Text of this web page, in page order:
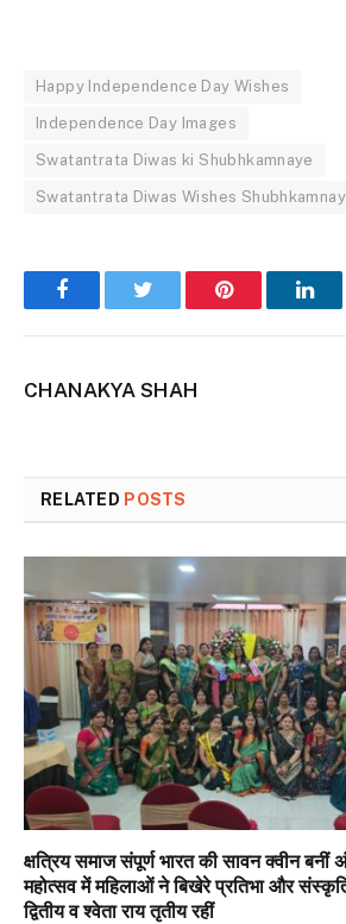
Happy Independence Day Wishes
Independence Day Images
Swatantrata Diwas ki Shubhkamnaye
Swatantrata Diwas Wishes Shubhkamnay
FacebookTwitter Pinterest
CHANAKYA SHAH
RELATED POSTS
क्षत्रिय समाज संपूर्ण भारत की सावन क्वीन
महोत्सव में महिलाओं ने बिखेरे प्रतिभा और
द्वितीय व श्वेता राय तृतीय रहीं